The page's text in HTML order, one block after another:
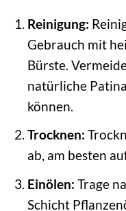
Reinigung:
Gebrauch mit
Bürste.
natürliche
können.
Trocknen:
ab, am besten
Einölen: Trage
Schicht